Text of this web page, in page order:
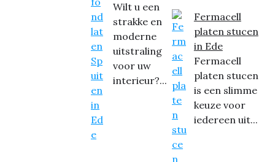
Wilt u een
strakke en
moderne
uitstraling
voor uw
interieur?...
Fermacell
platen stucen
in Ede
Fermacell
platen stucen
is een slimme
keuze voor
iedereen uit...